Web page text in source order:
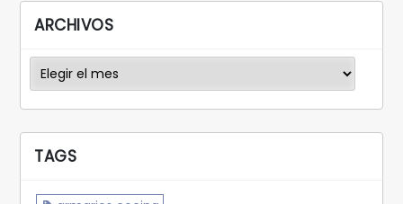
ARCHIVOS
Archivos
TAGS